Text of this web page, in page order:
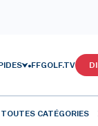
FFGOLF.TV
TOUTES CATÉGORIES